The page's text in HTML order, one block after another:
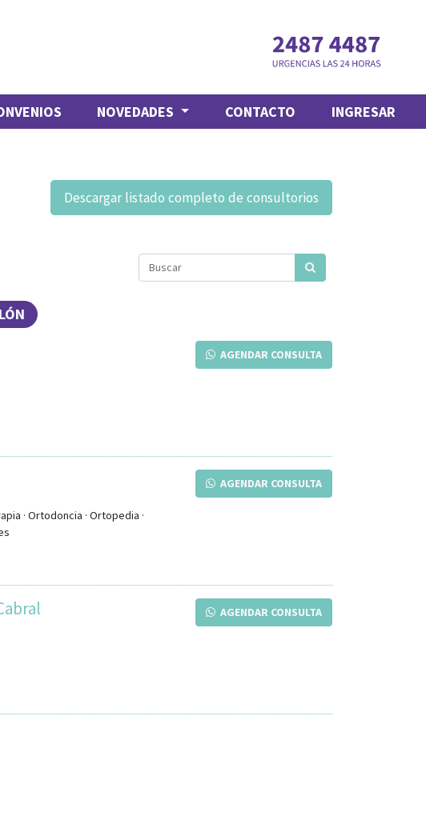
NOVEDADES CONTACTO INGRESAR
Descargar listado completo de consultorios
AGENDAR CONSULTA
AGENDAR CONSULTA
· Ortodoncia · Ortopedia ·
AGENDAR CONSULTA